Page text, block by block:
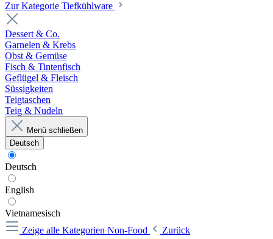
Zur Kategorie Tiefkühlware
Dessert & Co.
Garnelen & Krebs
Obst & Gemüse
Fisch & Tintenfisch
Geflügel & Fleisch
Süssigkeiten
Teigtaschen
Teig & Nudeln
Menü schließen
Deutsch
Deutsch
English
Vietnamesisch
Zeige alle Kategorien Non-Food
Zurück